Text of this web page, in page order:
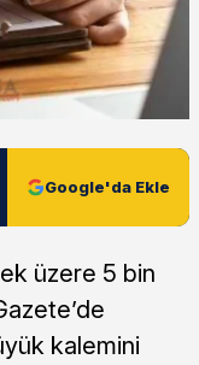
Google'da Ekle
üzere 5 bin
kalemini